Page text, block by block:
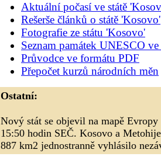
Aktuální počasí ve státě
Rešerše článků o státě 'Kosovo'
Fotografie ze státu 'Kosovo'
Seznam památek UNESCO
Průvodce ve formátu PDF
Přepočet kurzů národních měn
Ostatní:
Nový stát se objevil na mapě
15:50 hodin SEČ. Kosovo a
887 km2 jednostranně vyhlásilo